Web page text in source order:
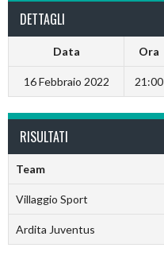
DETTAGLI
Data Ora
16 Febbraio 2022 21:00
RISULTATI
Team
Villaggio Sport
Ardita Juventus